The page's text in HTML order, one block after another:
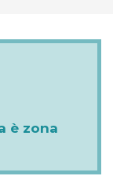
è zona